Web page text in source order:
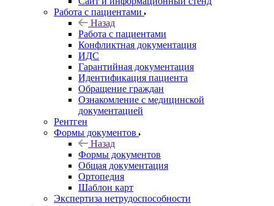
Работа с пациентами
Назад
Работа с пациентами
Конфликтная документация
ИДС
Гарантийная документация
Идентификация пациента
Обращение граждан
Ознакомление с медицинской
документацией
Рентген
Формы документов
Назад
Формы документов
Общая документация
Ортопедия
Шаблон карт
Экспертиза нетрудоспособности